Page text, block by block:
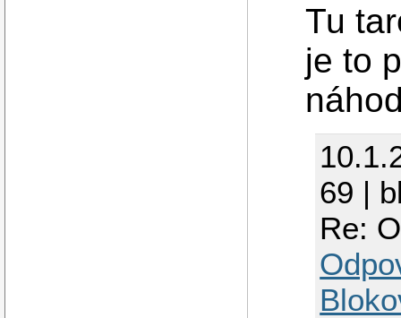
Tu
je to
69 |
Re: